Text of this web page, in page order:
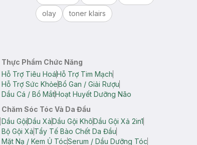
olay
toner klairs
Thực Phẩm Chức Năng
Hỗ Trợ Tiêu HoáHỗ Trợ Tim Mạch
Hỗ Trợ Sức KhỏeBổ Gan / Giải Rượu
Dầu Cá / Bổ MắtHoạt Huyết Dưỡng Não
Chăm Sóc Tóc Và Da Đầu
Dầu GộiDầu XảDầu Gội KhôDầu Gội Xả 2in1
Bộ Gội XảTẩy Tế Bào Chết Da Đầu
Mặt Nạ / Kem Ủ TócSerum / Dầu Dưỡng Tóc